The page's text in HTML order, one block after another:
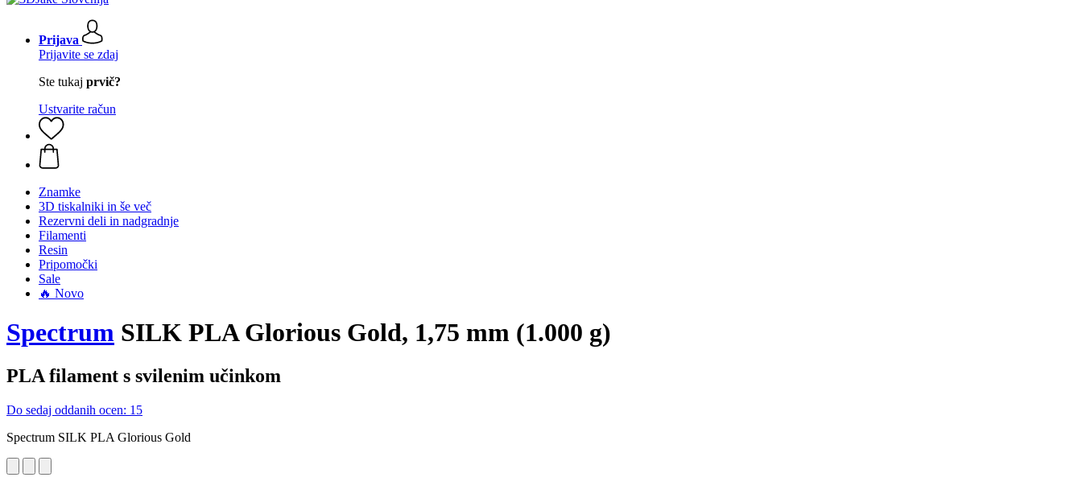
Prijava
Prijavite se zdaj
Ste tukaj prvič?
Ustvarite račun
Znamke
3D tiskalniki in še več
Rezervni deli in nadgradnje
Filamenti
Resin
Pripomočki
Sale
🔥 Novo
Spectrum SILK PLA Glorious Gold, 1,75 mm (1.000 g)
PLA filament s svilenim učinkom
Do sedaj oddanih ocen: 15
Spectrum SILK PLA Glorious Gold